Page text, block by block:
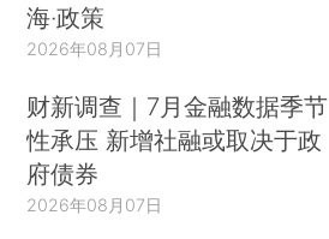
海·政策
2026年08月07日
财新调查｜7月金融数据季节
性承压 新增社融或取决于政
府债券
2026年08月07日